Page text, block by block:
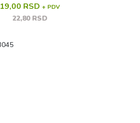
19,00 RSD + PDV
22,80 RSD